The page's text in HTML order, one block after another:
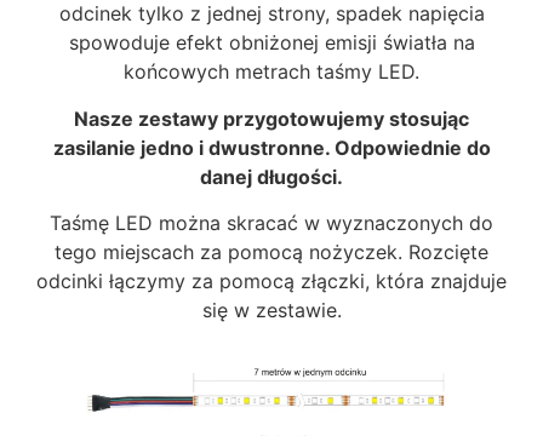
odcinek tylko z jednej strony, spadek napięcia
spowoduje efekt obniżonej emisji światła na
końcowych metrach taśmy LED.
Nasze zestawy przygotowujemy stosując
zasilanie jedno i dwustronne. Odpowiednie do
danej długości.
Taśmę LED można skracać w wyznaczonych do
tego miejscach za pomocą nożyczek. Rozcięte
odcinki łączymy za pomocą złączki, która znajduje
się w zestawie.